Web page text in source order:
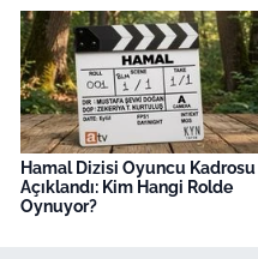
Hamal Dizisi Oyuncu Kadrosu
Açıklandı: Kim Hangi Rolde
Oynuyor?